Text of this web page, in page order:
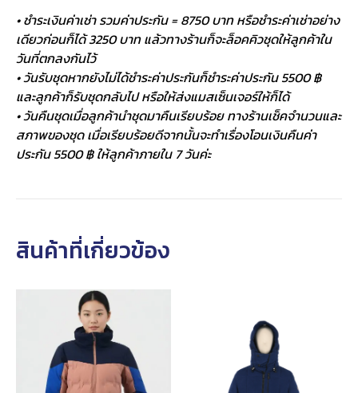
• ชำระเงินค่าเช่า รวมค่าประกัน = 8750 บาท หรือชำระค่าเช่าอย่าง
เดียวก่อนก็ได้ 3250 บาท แล้วทางร้านก็จะล็อคคิวชุดให้ลูกค้าใน
วันที่ตกลงกันไว้
• วันรับชุดหากยังไม่ได้ชำระค่าประกันก็ชำระค่าประกัน 5500 ฿
และลูกค้าก็รับชุดกลับไป หรือให้ส่งแมสเซ็นเจอร์ให้ก็ได้
• วันคืนชุดเมื่อลูกค้านำชุดมาคืนเรียบร้อย ทางร้านเช็คจำนวนและ
สภาพของชุด เมื่อเรียบร้อยดีจากนั้นจะทำเรื่องโอนเงินคืนค่า
ประกัน 5500 ฿ ให้ลูกค้าภายใน 7 วันค่ะ
สินค้าที่เกี่ยวข้อง